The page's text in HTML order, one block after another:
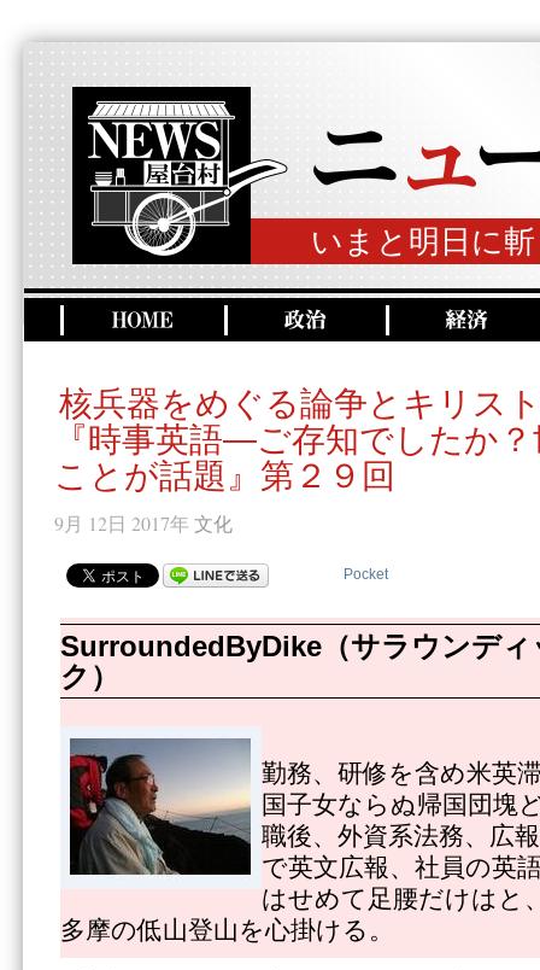
いまと明日に
核兵器をめぐる論争とキリス
『時事英語―ご存知でしたか
ことが話題』第２９回
9月 12日 2017年 文化
Pocket
SurroundedByDike（サラウンディ
ク）
勤務、研修を含め米英
国子女ならぬ帰国団塊
職後、外資系法務、広
で英文広報、社員の英
はせめて足腰だけはと
多摩の低山登山を心掛ける。